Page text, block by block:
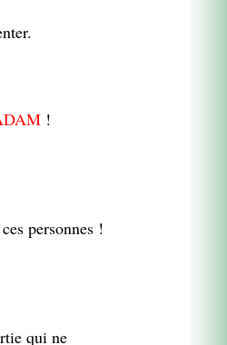
!
personnes !
qui ne